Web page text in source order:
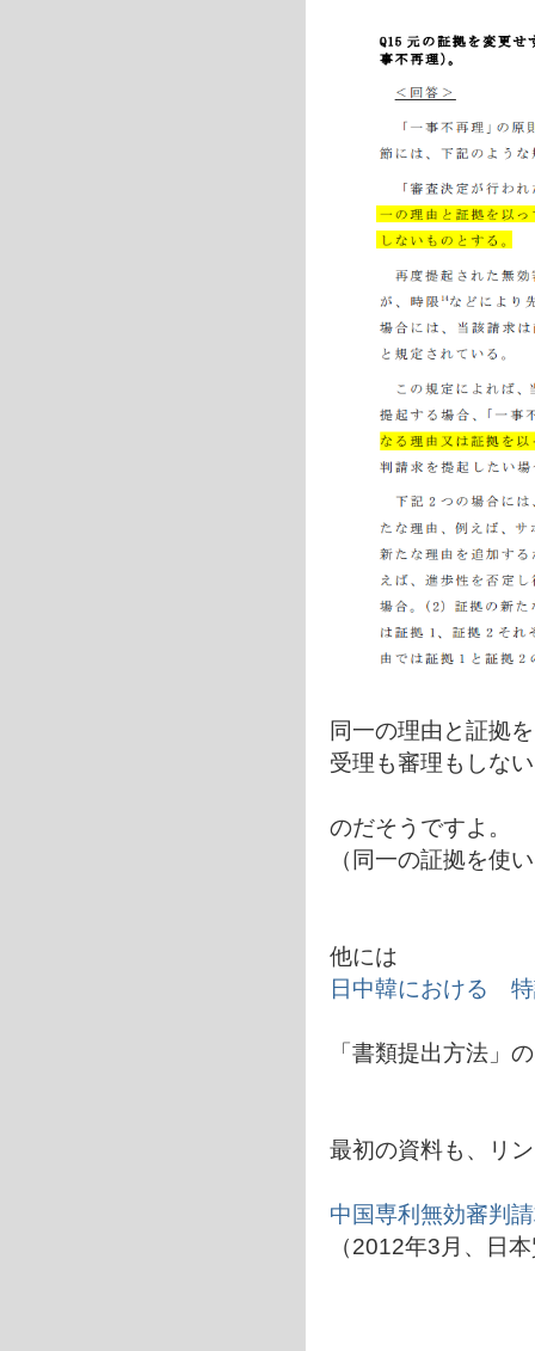
同一の理由と証拠
受理も審理もしな
のだそうですよ。
（同一の証拠を使
他には
日中韓における 特
「書類提出方法」
最初の資料も、リ
中国専利無効審判
（2012年3月、日